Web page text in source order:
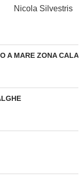
A MARE ZONA CALA